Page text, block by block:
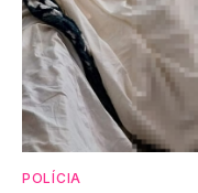
POLÍCIA